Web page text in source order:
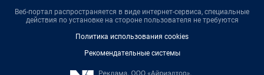
Веб-портал распространяется в виде интернет-сервиса, специальные
действия по установке на стороне пользователя не требуются
Политика использования cookies
Рекомендательные системы